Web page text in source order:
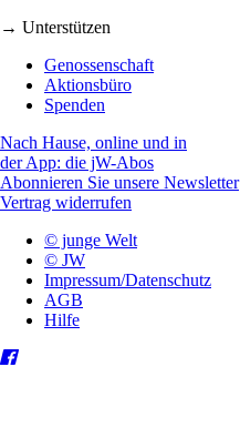
→ Unterstützen
Genossenschaft
Aktionsbüro
Spenden
Nach Hause, online und in
der App: die jW-Abos
Abonnieren Sie unsere Newsletter
Vertrag widerrufen
© junge Welt
© JW
Impressum/Datenschutz
AGB
Hilfe